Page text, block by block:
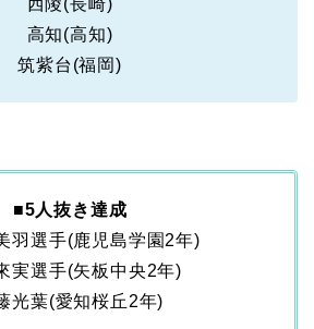
西陵(長崎)
高知(高知)
筑紫台(福岡)
■5人抜き達成
羽選手(鹿児島学園2年)
実選手(矢板中央2年)
光葉(愛知桜丘2年)